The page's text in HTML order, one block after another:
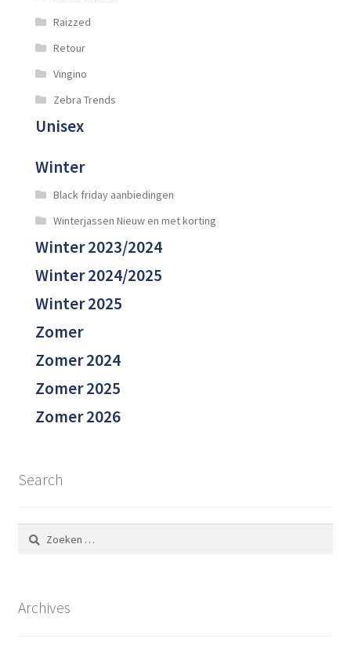
Raizzed
Retour
Vingino
Zebra Trends
Unisex
Winter
Black friday aanbiedingen
Winterjassen Nieuw en met korting
Winter 2023/2024
Winter 2024/2025
Winter 2025
Zomer
Zomer 2024
Zomer 2025
Zomer 2026
Search
Zoeken
naar:
Archives